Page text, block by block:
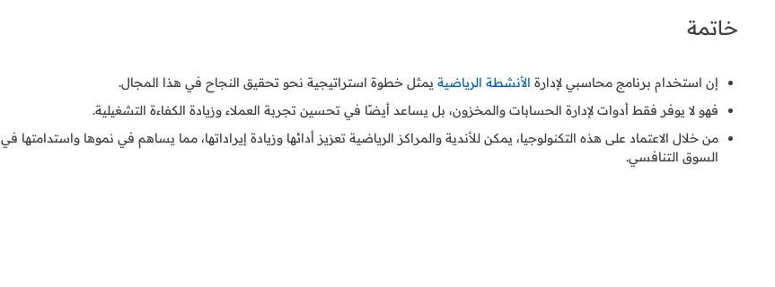
خاتمة
إن استخدام برنامج محاسبي لإدارة الأنشطة الرياضيةيمثل خطوة استراتيجية نحو تحقيق النجاح في هذا المجال.
فهو لا يوفر فقط أدوات لإدارة الحسابات والمخزون، بل يساعد أيضًا في تحسين تجربة العملاء وزيادة الكفاءة التشغيلية.
من خلال الاعتماد على هذه التكنولوجيا، يمكن للأندية والمراكز الرياضية تعزيز أدائها وزيادة إيراداتها، مما يساهم في نموها واستدامتها في
السوق التنافسي.